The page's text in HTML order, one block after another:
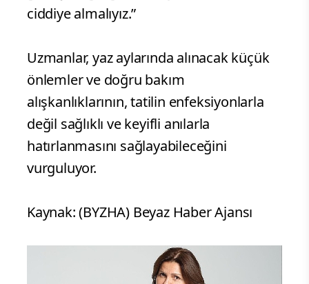
ciddiye almalıyız.”
Uzmanlar, yaz aylarında alınacak küçük
önlemler ve doğru bakım
alışkanlıklarının, tatilin enfeksiyonlarla
değil sağlıklı ve keyifli anılarla
hatırlanmasını sağlayabileceğini
vurguluyor.
Kaynak: (BYZHA) Beyaz Haber Ajansı